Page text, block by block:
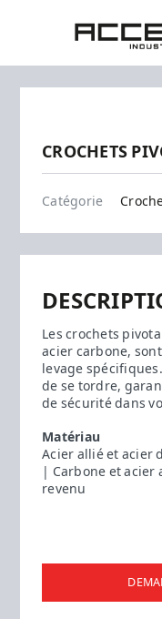
Accès Industriel
CROCHETS
Accessoires
Catégorie
Les crochets
acier carbone,
levage
de se tordre,
de sécurité dans
Matériau
Acier allié et acier
| Carbone et acier
revenu